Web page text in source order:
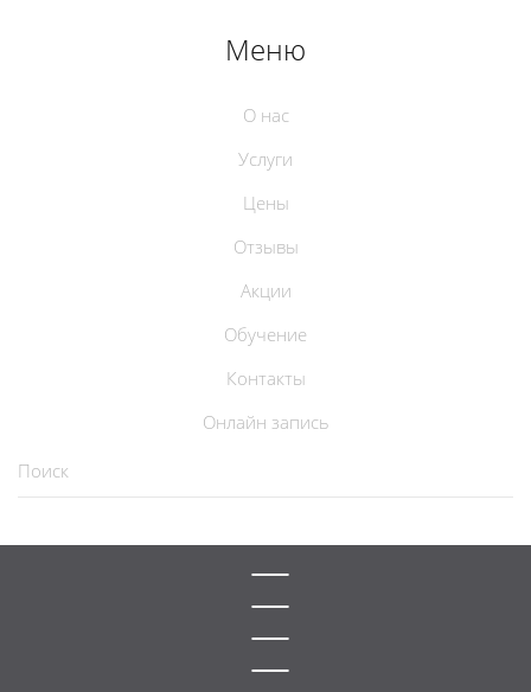
Меню
О нас
Услуги
Цены
Отзывы
Акции
Обучение
Контакты
Онлайн запись